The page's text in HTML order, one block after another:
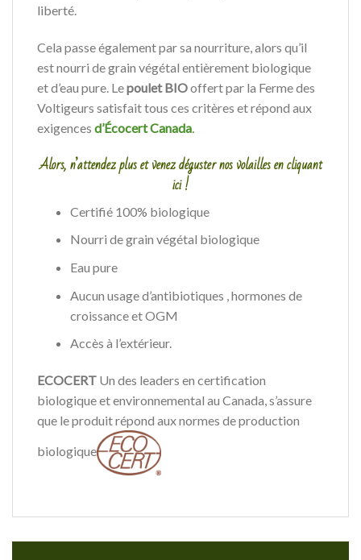
liberté.
Cela passe également par sa nourriture, alors qu’il
est nourri de grain végétal entièrement biologique
et d’eau pure. Lepoulet BIOoffert par la Ferme des
Voltigeurs satisfait tous ces critères et répond aux
exigences d’Écocert Canada.
Alors, n’attendez plus et venez déguster nos volailles en cliquant
ici !
Certifié 100% biologique
Nourri de grain végétal biologique
Eau pure
Aucun usage d’antibiotiques , hormones de
croissance et OGM
Accès à l’extérieur.
ECOCERT Un des leaders en certification
biologique et environnemental au Canada, s’assure
que le produit répond aux normes de production
biologique